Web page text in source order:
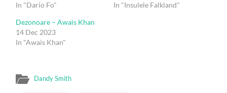
In "Dario Fo"
In "Insulele Falkland"
Dezonoare – Awais Khan
14 Dec 2023
In "Awais Khan"
Dandy Smith